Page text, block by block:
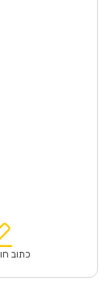
כתוב